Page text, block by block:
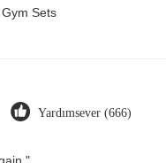
Sets
Yardımsever (666)